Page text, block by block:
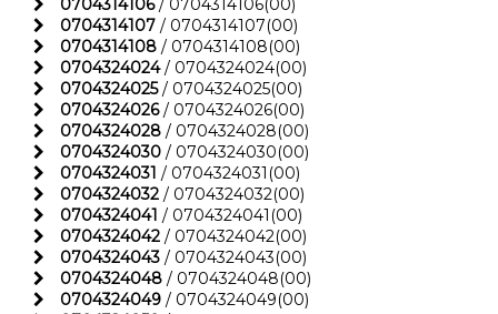
0704314106/ 0704314106(00)
0704314107 / 0704314107(00)
0704314108 / 0704314108(00)
0704324024/ 0704324024(00)
0704324025/ 0704324025(00)
0704324026/ 0704324026(00)
0704324028 / 0704324028(00)
0704324030 / 0704324030(00)
0704324031 / 0704324031(00)
0704324032 / 0704324032(00)
0704324041 / 0704324041(00)
0704324042 / 0704324042(00)
0704324043 / 0704324043(00)
0704324048 / 0704324048(00)
0704324049 / 0704324049(00)